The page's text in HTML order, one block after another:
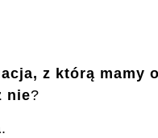
z którą mamy
nie?
.